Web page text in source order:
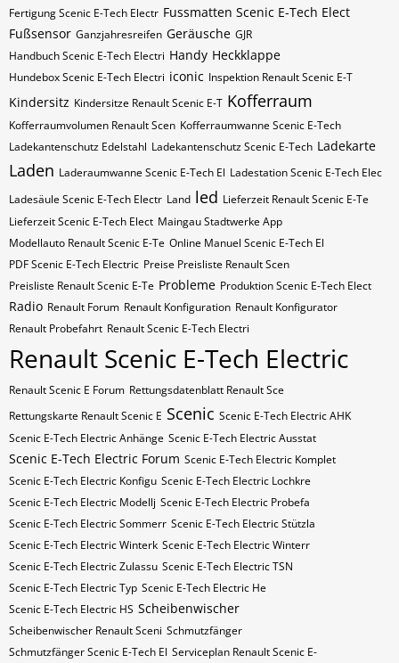
Fertigung Scenic E-Tech Electr Fussmatten Scenic E-Tech Elect
Fußsensor Ganzjahresreifen Geräusche GJR
Handbuch Scenic E-Tech Electri Handy Heckklappe
Hundebox Scenic E-Tech Electri iconic Inspektion Renault Scenic E-T
Kindersitz Kindersitze Renault Scenic E-T Kofferraum
Kofferraumvolumen Renault Scen Kofferraumwanne Scenic E-Tech
Ladekantenschutz Edelstahl Ladekantenschutz Scenic E-Tech Ladekarte
Laden Laderaumwanne Scenic E-Tech El Ladestation Scenic E-Tech Elec
Ladesäule Scenic E-Tech Electr Land led Lieferzeit Renault Scenic E-Te
Lieferzeit Scenic E-Tech Elect Maingau Stadtwerke App
Modellauto Renault Scenic E-Te Online Manuel Scenic E-Tech El
PDF Scenic E-Tech Electric Preise Preisliste Renault Scen
Preisliste Renault Scenic E-Te Probleme Produktion Scenic E-Tech Elect
Radio Renault Forum Renault Konfiguration Renault Konfigurator
Renault Probefahrt Renault Scenic E-Tech Electri
Renault Scenic E-Tech Electric
Renault Scenic E Forum Rettungsdatenblatt Renault Sce
Rettungskarte Renault Scenic E Scenic Scenic E-Tech Electric AHK
Scenic E-Tech Electric Anhänge Scenic E-Tech Electric Ausstat
Scenic E-Tech Electric Forum Scenic E-Tech Electric Komplet
Scenic E-Tech Electric Konfigu Scenic E-Tech Electric Lochkre
Scenic E-Tech Electric Modellj Scenic E-Tech Electric Probefa
Scenic E-Tech Electric Sommerr Scenic E-Tech Electric Stützla
Scenic E-Tech Electric Winterk Scenic E-Tech Electric Winterr
Scenic E-Tech Electric Zulassu Scenic E-Tech Electric​​​​ TSN
Scenic E-Tech Electric​​​​ Typ Scenic E-Tech Electric​​​​​ He
Scenic E-Tech Electric​​​​​ HS Scheibenwischer
Scheibenwischer Renault​ Sceni Schmutzfänger
Schmutzfänger Scenic E-Tech El Serviceplan Renault Scenic E-